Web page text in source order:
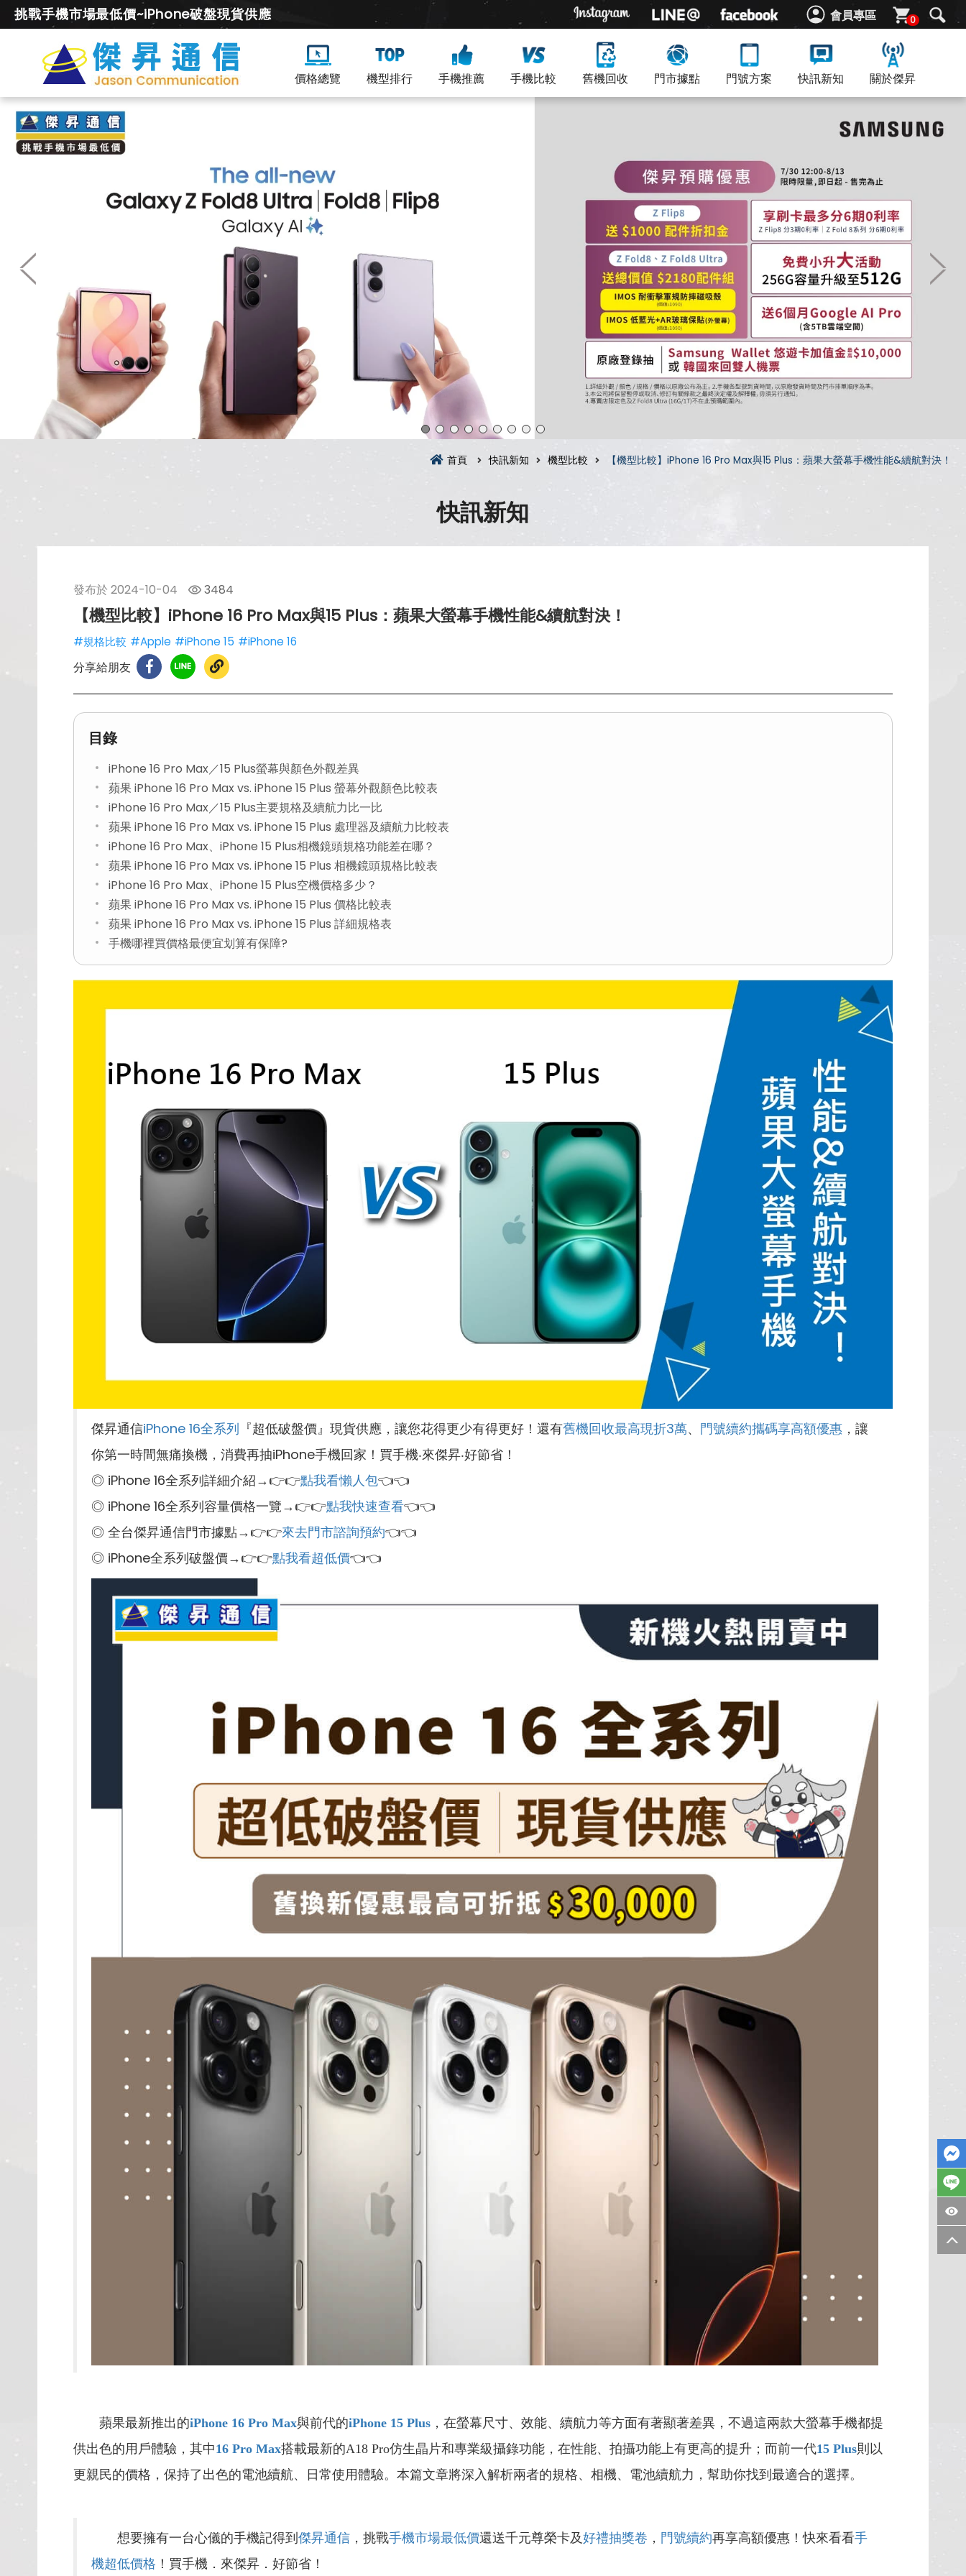
會員專區 0
挑戰手機市場最低價~iPhone破盤現貨供應
價格總覽 機型排行 手機推薦 手機比較 舊機回收 門市據點 門號方案 快訊新知 關於傑昇
首頁 快訊新知 機型比較 【機型比較】iPhone 16 Pro Max與15 Plus：蘋果大螢幕手機性能&續航對決！
快訊新知
發布於 2024-10-04 3484
【機型比較】iPhone 16 Pro Max與15 Plus：蘋果大螢幕手機性能&續航對決！
#規格比較 #Apple #iPhone 15 #iPhone 16
分享給朋友
目錄
iPhone 16 Pro Max／15 Plus螢幕與顏色外觀差異
蘋果 iPhone 16 Pro Max vs. iPhone 15 Plus 螢幕外觀顏色比較表
iPhone 16 Pro Max／15 Plus主要規格及續航力比一比
蘋果 iPhone 16 Pro Max vs. iPhone 15 Plus 處理器及續航力比較表
iPhone 16 Pro Max、iPhone 15 Plus相機鏡頭規格功能差在哪？
蘋果 iPhone 16 Pro Max vs. iPhone 15 Plus 相機鏡頭規格比較表
iPhone 16 Pro Max、iPhone 15 Plus空機價格多少？
蘋果 iPhone 16 Pro Max vs. iPhone 15 Plus 價格比較表
蘋果 iPhone 16 Pro Max vs. iPhone 15 Plus 詳細規格表
手機哪裡買價格最便宜划算有保障?
傑昇通信iPhone 16全系列 『超低破盤價』現貨供應，讓您花得更少有得更好！還有舊機回收最高現折3萬、 門號續約攜碼享高額優惠 ，讓
你第一時間無痛換機，消費再抽iPhone手機回家！買手機‧來傑昇‧好節省！
◎ iPhone 16全系列詳細介紹→👉👉點我看懶人包👈👈
◎ iPhone 16全系列容量價格一覽→👉👉點我快速查看👈👈
◎ 全台傑昇通信門市據點→👉👉來去門市諮詢預約👈👈
◎ iPhone全系列破盤價→👉👉點我看超低價👈👈
蘋果最新推出的iPhone 16 Pro Max與前代的iPhone 15 Plus ，在螢幕尺寸、效能、續航力等方面有著顯著差異，不過這兩款大螢幕手機都提
供出色的用戶體驗，其中16 Pro Max搭載最新的A18 Pro仿生晶片和專業級攝錄功能，在性能、拍攝功能上有更高的提升；而前一代15 Plus則以
更親民的價格，保持了出色的電池續航、日常使用體驗。本篇文章將深入解析兩者的規格、相機、電池續航力，幫助你找到最適合的選擇。
想要擁有一台心儀的手機記得到 傑昇通信 ，挑戰手機市場最低價還送千元尊榮卡及好禮抽獎卷 ， 門號續約再享高額優惠！快來看看手
機超低價格 ！買手機．來傑昇．好節省！